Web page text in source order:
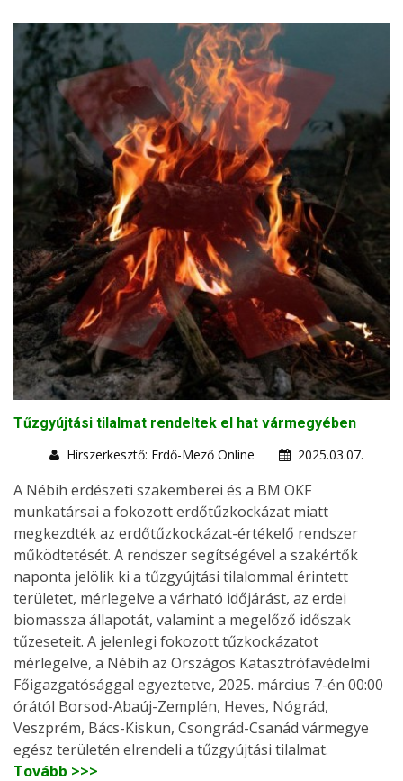
Tűzgyújtási tilalmat rendeltek el hat vármegyében
Hírszerkesztő: Erdő-Mező Online
2025.03.07.
A Nébih erdészeti szakemberei és a BM OKF
munkatársai a fokozott erdőtűzkockázat miatt
megkezdték az erdőtűzkockázat-értékelő rendszer
működtetését. A rendszer segítségével a szakértők
naponta jelölik ki a tűzgyújtási tilalommal érintett
területet, mérlegelve a várható időjárást, az erdei
biomassza állapotát, valamint a megelőző időszak
tűzeseteit. A jelenlegi fokozott tűzkockázatot
mérlegelve, a Nébih az Országos Katasztrófavédelmi
Főigazgatósággal egyeztetve, 2025. március 7-én 00:00
órától Borsod-Abaúj-Zemplén, Heves, Nógrád,
Veszprém, Bács-Kiskun, Csongrád-Csanád vármegye
egész területén elrendeli a tűzgyújtási tilalmat.
Tovább >>>